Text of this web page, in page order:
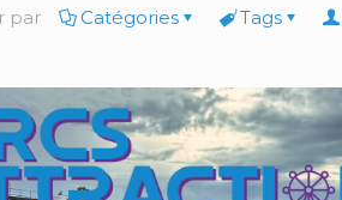
par Catégories Tags